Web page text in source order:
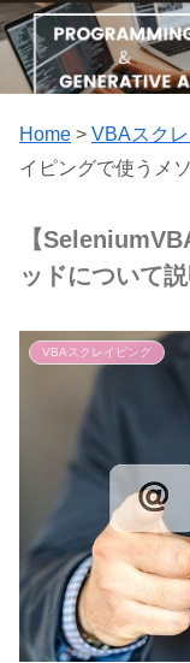
Home > VBAスク
イピングで使うメ
【
ッドについて
VBAスクレイピング